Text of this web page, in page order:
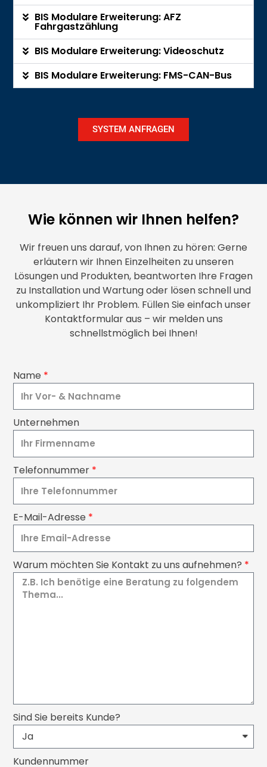
BIS Modulare Erweiterung: AFZ
Fahrgastzählung
BIS Modulare Erweiterung: Videoschutz
BIS Modulare Erweiterung: FMS-CAN-Bus
SYSTEM ANFRAGEN
Wie können wir Ihnen helfen?
Wir freuen uns darauf, von Ihnen zu hören: Gerne
erläutern wir Ihnen Einzelheiten zu unseren
Lösungen und Produkten, beantworten Ihre Fragen
zu Installation und Wartung oder lösen schnell und
unkompliziert Ihr Problem. Füllen Sie einfach unser
Kontaktformular aus – wir melden uns
schnellstmöglich bei Ihnen!
Name
Unternehmen
Telefonnummer
E-Mail-Adresse
Warum möchten Sie Kontakt zu uns aufnehmen?
Sind Sie bereits Kunde?
Kundennummer